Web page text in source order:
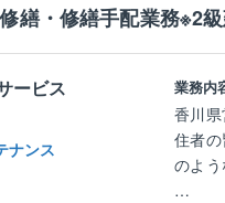
ており
異動
【業
■巡回
配置
ス建
■常
専任
とし
繕・修繕手配業務※2
ービス
ナンス
業務内
香川
住者
のよ